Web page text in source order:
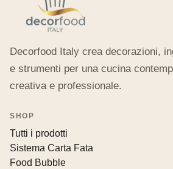
Decorfood Italy crea decorazioni,
e strumenti per una cucina
creativa e professionale.
SHOP
Tutti i prodotti
Sistema Carta Fata
Food Bubble